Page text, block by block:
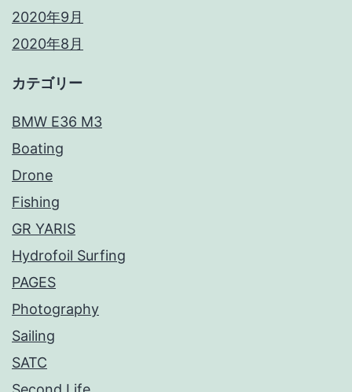
2020年9月
2020年8月
カテゴリー
BMW E36 M3
Boating
Drone
Fishing
GR YARIS
Hydrofoil Surfing
PAGES
Photography
Sailing
SATC